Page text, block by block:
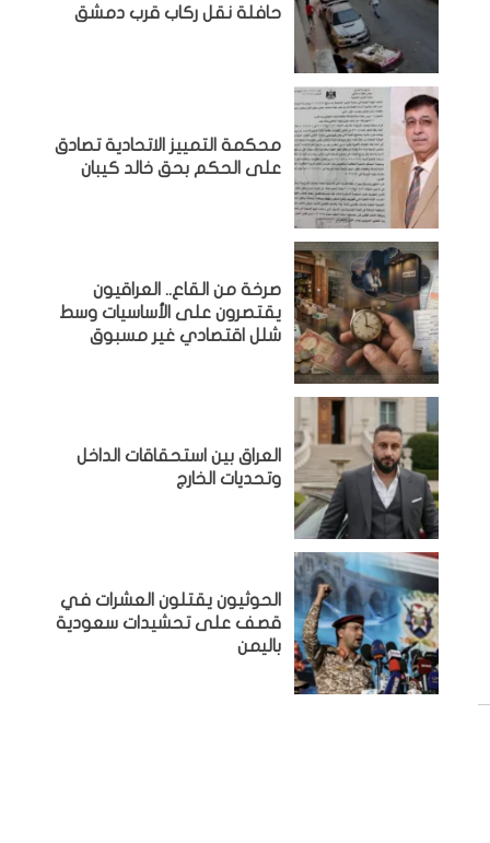
حافلة نقل ركاب قرب دمشق
محكمة التمييز الاتحادية تصادق
على الحكم بحق خالد كيبان
صرخة من القاع.. العراقيون
يقتصرون على الأساسيات وسط
شلل اقتصادي غير مسبوق
‏العراق بين استحقاقات الداخل
وتحديات الخارج
الحوثيون يقتلون العشرات في
قصف على تحشيدات سعودية
باليمن